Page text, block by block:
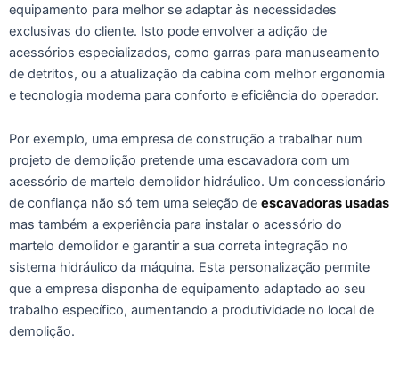
equipamento para melhor se adaptar às necessidades
exclusivas do cliente. Isto pode envolver a adição de
acessórios especializados, como garras para manuseamento
de detritos, ou a atualização da cabina com melhor ergonomia
e tecnologia moderna para conforto e eficiência do operador.
Por exemplo, uma empresa de construção a trabalhar num
projeto de demolição pretende uma escavadora com um
acessório de martelo demolidor hidráulico. Um concessionário
de confiança não só tem uma seleção de escavadoras usadas
mas também a experiência para instalar o acessório do
martelo demolidor e garantir a sua correta integração no
sistema hidráulico da máquina. Esta personalização permite
que a empresa disponha de equipamento adaptado ao seu
trabalho específico, aumentando a produtividade no local de
demolição.